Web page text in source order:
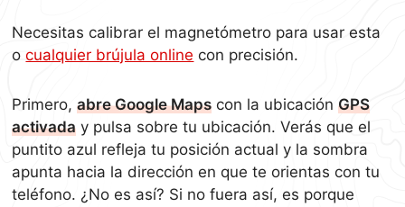
Necesitas calibrar el magnetómetro para usar esta
ocualquier brújula online con precisión.
Primero,abre Google Maps con la ubicaciónGPS
activada y pulsa sobre tu ubicación. Verás que el
puntito azul refleja tu posición actual y la sombra
apunta hacia la dirección en que te orientas con tu
teléfono. ¿No es así? Si no fuera así, es porque